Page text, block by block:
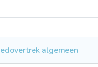
algemeen